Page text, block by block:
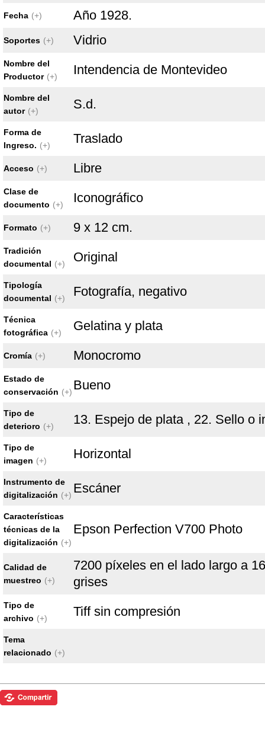
Fecha (+) Año 1928.
Soportes (+) Vidrio
Nombre del
Productor (+) Intendencia de Montevideo
Nombre del
autor (+) S.d.
Forma de
Ingreso. (+) Traslado
Acceso (+) Libre
Clase de
documento (+) Iconográfico
Formato (+) 9 x 12 cm.
Tradición
documental (+) Original
Tipología
documental (+) Fotografía, negativo
Técnica
fotográfica (+) Gelatina y plata
Cromía (+) Monocromo
Estado de
conservación (+) Bueno
Tipo de
deterioro (+) 13. Espejo de plata , 22. Sello o
Tipo de
imagen (+) Horizontal
Instrumento de
digitalización (+) Escáner
Características
técnicas de la
digitalización (+)
Epson Perfection V700 Photo
Calidad de
muestreo (+)
7200 píxeles en el lado largo a
grises
Tipo de
archivo (+) Tiff sin compresión
Tema
relacionado (+)